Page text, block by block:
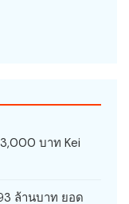
บาท Kei
ล้านบาท ยอด